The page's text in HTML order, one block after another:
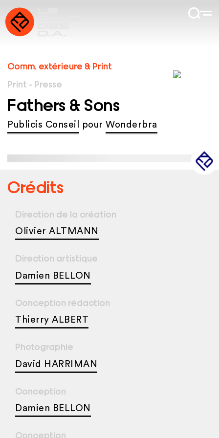
Comm. extérieure & Print
Print - Presse
Fathers & Sons
Publicis Conseil pour Wonderbra
Crédits
Direction de la création
Olivier ALTMANN
Direction artistique
Damien BELLON
Conception rédaction
Thierry ALBERT
Photographie
David HARRIMAN
Conception
Damien BELLON
Conception